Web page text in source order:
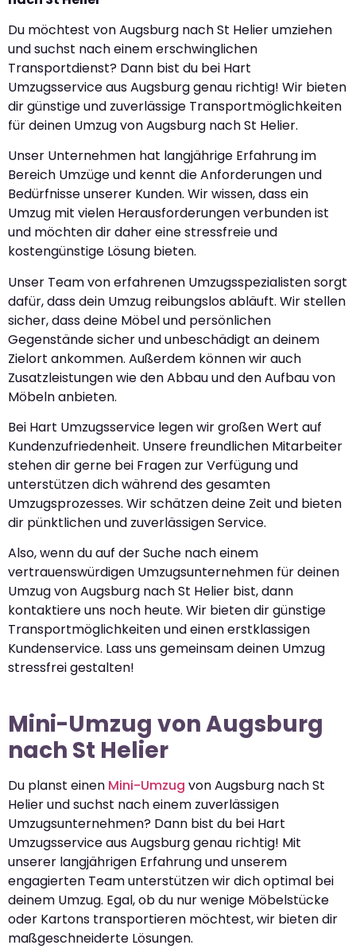
Du möchtest von Augsburg nach St Helier umziehen
und suchst nach einem erschwinglichen
Transportdienst? Dann bist du bei Hart
Umzugsservice aus Augsburg genau richtig! Wir bieten
dir günstige und zuverlässige Transportmöglichkeiten
für deinen Umzug von Augsburg nach St Helier.
Unser Unternehmen hat langjährige Erfahrung im
Bereich Umzüge und kennt die Anforderungen und
Bedürfnisse unserer Kunden. Wir wissen, dass ein
Umzug mit vielen Herausforderungen verbunden ist
und möchten dir daher eine stressfreie und
kostengünstige Lösung bieten.
Unser Team von erfahrenen Umzugsspezialisten sorgt
dafür, dass dein Umzug reibungslos abläuft. Wir stellen
sicher, dass deine Möbel und persönlichen
Gegenstände sicher und unbeschädigt an deinem
Zielort ankommen. Außerdem können wir auch
Zusatzleistungen wie den Abbau und den Aufbau von
Möbeln anbieten.
Bei Hart Umzugsservice legen wir großen Wert auf
Kundenzufriedenheit. Unsere freundlichen Mitarbeiter
stehen dir gerne bei Fragen zur Verfügung und
unterstützen dich während des gesamten
Umzugsprozesses. Wir schätzen deine Zeit und bieten
dir pünktlichen und zuverlässigen Service.
Also, wenn du auf der Suche nach einem
vertrauenswürdigen Umzugsunternehmen für deinen
Umzug von Augsburg nach St Helier bist, dann
kontaktiere uns noch heute. Wir bieten dir günstige
Transportmöglichkeiten und einen erstklassigen
Kundenservice. Lass uns gemeinsam deinen Umzug
stressfrei gestalten!
Mini-Umzug von Augsburg
nach St Helier
Du planst einen Mini-Umzug von Augsburg nach St
Helier und suchst nach einem zuverlässigen
Umzugsunternehmen? Dann bist du bei Hart
Umzugsservice aus Augsburg genau richtig! Mit
unserer langjährigen Erfahrung und unserem
engagierten Team unterstützen wir dich optimal bei
deinem Umzug. Egal, ob du nur wenige Möbelstücke
oder Kartons transportieren möchtest, wir bieten dir
maßgeschneiderte Lösungen.